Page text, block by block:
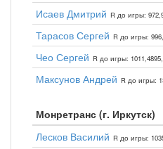
Исаев Дмитрий R до игры:
Тарасов Сергей R до игры:
Чео Сергей R до игры:
Максунов Андрей R до игры:
Монретранс (г. Иркутск)
Лесков Василий R до игры: